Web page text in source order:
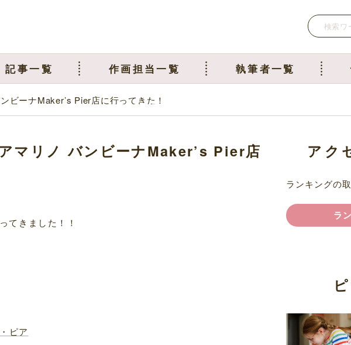
記事一覧 作画担当一覧 執筆者一覧
ビーナMaker’s Pier店に行ってきた！
マリノ バンビーナMaker’s Pier店
てきました！！
ピア
アク
ランキングの
ラ